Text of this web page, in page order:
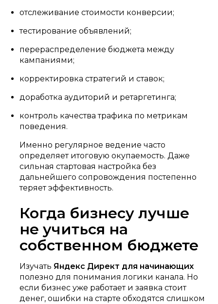
отслеживание стоимости конверсии;
тестирование объявлений;
перераспределение бюджета между
кампаниями;
корректировка стратегий и ставок;
доработка аудиторий и ретаргетинга;
контроль качества трафика по метрикам
поведения.
Именно регулярное ведение часто
определяет итоговую окупаемость. Даже
сильная стартовая настройка без
дальнейшего сопровождения постепенно
теряет эффективность.
Когда бизнесу лучше
не учиться на
собственном бюджете
Изучать Яндекс Директ для начинающих
полезно для понимания логики канала. Но
если бизнес уже работает и заявка стоит
денег, ошибки на старте обходятся слишком